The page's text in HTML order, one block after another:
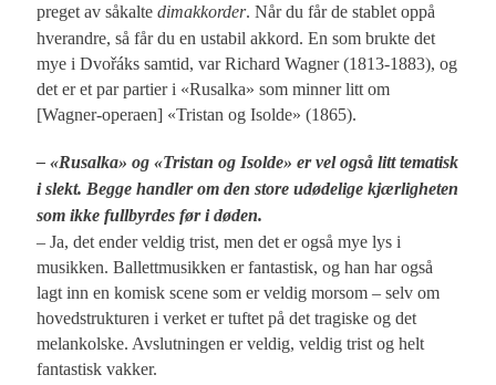
preget av såkaltedimakkorder. Når du får de stablet oppå
hverandre, så får du en ustabil akkord. En som brukte det
mye i Dvořáks samtid, var Richard Wagner (1813-1883), og
det er et par partier i «Rusalka» som minner litt om
[Wagner-operaen] «Tristan og Isolde» (1865).
– «Rusalka» og «Tristan og Isolde» er vel også litt tematisk
i slekt. Begge handler om den store udødelige kjærligheten
som ikke fullbyrdes før i døden.
– Ja, det ender veldig trist, men det er også mye lys i
musikken. Ballettmusikken er fantastisk, og han har også
lagt inn en komisk scene som er veldig morsom – selv om
hovedstrukturen i verket er tuftet på det tragiske og det
melankolske. Avslutningen er veldig, veldig trist og helt
fantastisk vakker.